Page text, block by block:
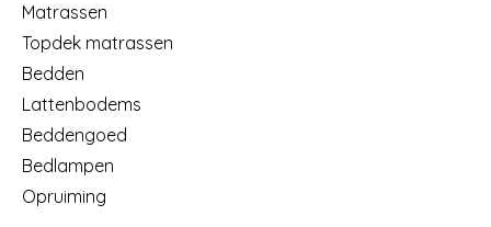
Matrassen
Topdek matrassen
Bedden
Lattenbodems
Beddengoed
Bedlampen
Opruiming